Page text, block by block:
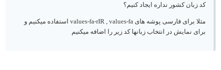
کد زبان کشور نداره ایجاد کنیم؟
مثلا برای فارسی پوشه های values-fa-rIR , values-fa استفاده میکنیم و
برای نمایش در انتخاب زبانها کد زیر را اضافه میکنیم